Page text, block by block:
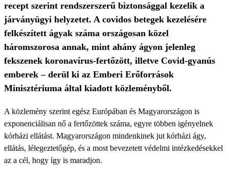
recept szerint rendszerszerű biztonsággal kezelik a
járványügyi helyzetet. A covidos betegek kezelésére
felkészített ágyak száma országosan közel
háromszorosa annak, mint ahány ágyon jelenleg
fekszenek koronavírus-fertőzött, illetve Covid-gyanús
emberek – derül ki az Emberi Erőforrások
Minisztériuma által kiadott közleményből.
A közlemény szerint egész Európában és Magyarországon is
exponenciálisan nő a fertőzöttek száma, egyre többen igényelnek
kórházi ellátást. Magyarországon mindenkinek jut kórházi ágy,
ellátás, lélegeztetőgép, és a most bevezetett védelmi intézkedésekkel
az a cél, hogy így is maradjon.